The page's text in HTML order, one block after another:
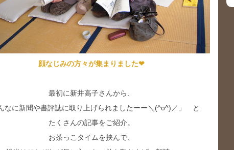
顔なじみの方々が集まりました❤
最初に新井高子さんから、
なに新聞や書評誌に取り上げられましたーー＼(^o^)／」 と
たくさんの記事をご紹介。
お茶っこタイムを挟んで、